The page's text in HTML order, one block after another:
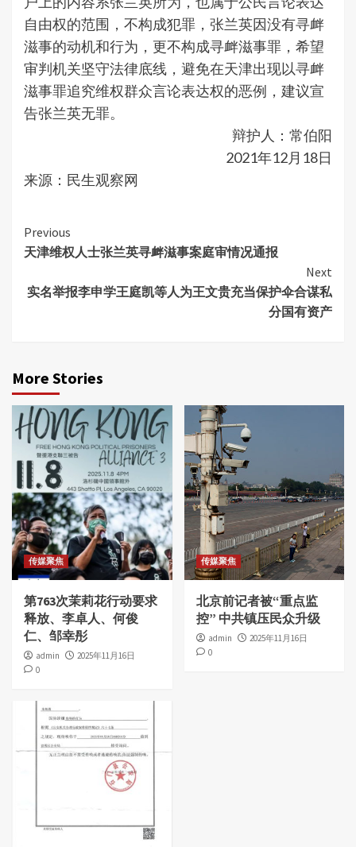
自由权的范围，不构成犯罪，张兰英因没有寻衅
滋事的动机和行为，更不构成寻衅滋事罪，希望
审判机关坚守法律底线，避免在天津出现以寻衅
滋事罪追究维权群众言论表达权的恶例，建议宣
告张兰英无罪。
辩护人：常伯阳
2021年12月18日
来源：民生观察网
Continue
Reading
Previous
天津维权人士张兰英寻衅滋事案庭审情况通报
Next
实名举报李申学王庭凯等人为王文贵充当保护伞合谋私
分国有资产
More Stories
传媒聚焦
第763次茉莉花行动要求
释放、李卓人、何俊
仁、邹幸彤
admin
2025年11月16日
0
传媒聚焦
北京前记者被“重点监
控” 中共镇压民众升级
admin
2025年11月16日
0